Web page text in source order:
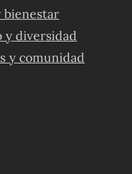
bienestar
y diversidad
y comunidad